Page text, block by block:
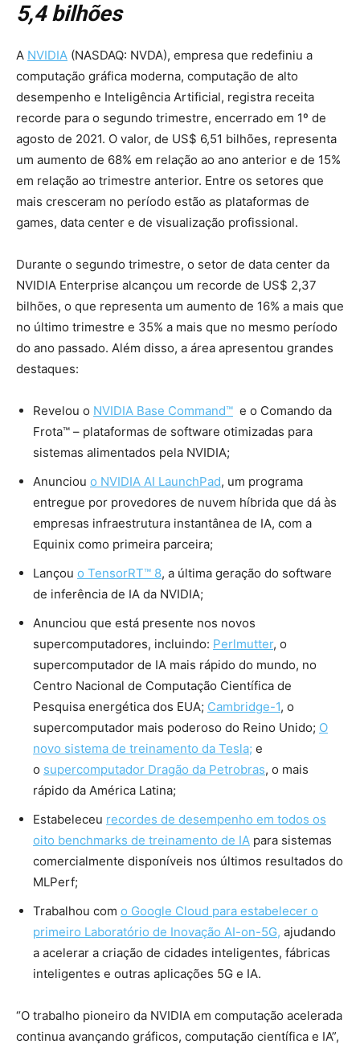
5,4 bilhões
A NVIDIA (NASDAQ: NVDA), empresa que redefiniu a
computação gráfica moderna, computação de alto
desempenho e Inteligência Artificial, registra receita
recorde para o segundo trimestre, encerrado em 1º de
agosto de 2021. O valor, de US$ 6,51 bilhões, representa
um aumento de 68% em relação ao ano anterior e de 15%
em relação ao trimestre anterior. Entre os setores que
mais cresceram no período estão as plataformas de
games, data center e de visualização profissional.
Durante o segundo trimestre, o setor de data center da
NVIDIA Enterprise alcançou um recorde de US$ 2,37
bilhões, o que representa um aumento de 16% a mais que
no último trimestre e 35% a mais que no mesmo período
do ano passado. Além disso, a área apresentou grandes
destaques:
Revelou o NVIDIA Base Command™ e o Comando da
Frota™ – plataformas de software otimizadas para
sistemas alimentados pela NVIDIA;
Anunciou o NVIDIA AI LaunchPad, um programa
entregue por provedores de nuvem híbrida que dá às
empresas infraestrutura instantânea de IA, com a
Equinix como primeira parceira;
Lançou o TensorRT™ 8, a última geração do software
de inferência de IA da NVIDIA;
Anunciou que está presente nos novos
supercomputadores, incluindo: Perlmutter, o
supercomputador de IA mais rápido do mundo, no
Centro Nacional de Computação Científica de
Pesquisa energética dos EUA; Cambridge-1, o
supercomputador mais poderoso do Reino Unido; O
novo sistema de treinamento da Tesla; e
o supercomputador Dragão da Petrobras, o mais
rápido da América Latina;
Estabeleceu recordes de desempenho em todos os
oito benchmarks de treinamento de IA para sistemas
comercialmente disponíveis nos últimos resultados do
MLPerf;
Trabalhou com o Google Cloud para estabelecer o
primeiro Laboratório de Inovação AI-on-5G, ajudando
a acelerar a criação de cidades inteligentes, fábricas
inteligentes e outras aplicações 5G e IA.
“O trabalho pioneiro da NVIDIA em computação acelerada
continua avançando gráficos, computação científica e IA”,